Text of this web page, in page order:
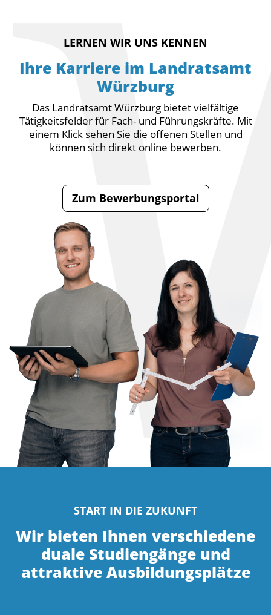
LERNEN WIR UNS KENNEN
Ihre Karriere im Landratsamt
Würzburg
Das Landratsamt Würzburg bietet vielfältige
Tätigkeitsfelder für Fach- und Führungskräfte. Mit
einem Klick sehen Sie die offenen Stellen und
können sich direkt online bewerben.
Zum Bewerbungsportal
START IN DIE ZUKUNFT
Wir bieten Ihnen verschiedene
duale Studiengänge und
attraktive Ausbildungsplätze